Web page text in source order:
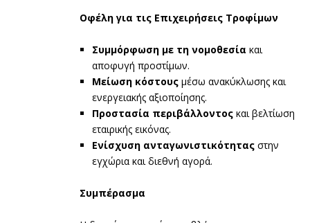
Οφέλη για τις Επιχειρήσεις Τροφίμων
Συμμόρφωση με τη νομοθεσία και
αποφυγή προστίμων.
Μείωση κόστους μέσω ανακύκλωσης και
ενεργειακής αξιοποίησης.
Προστασία περιβάλλοντος και βελτίωση
εταιρικής εικόνας.
Ενίσχυση ανταγωνιστικότητας στην
εγχώρια και διεθνή αγορά.
Συμπέρασμα